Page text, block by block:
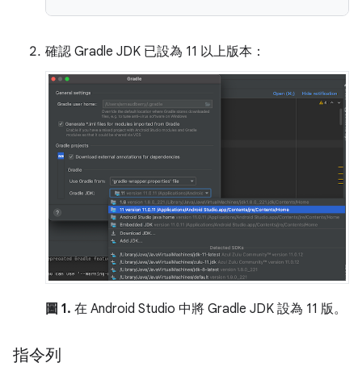
確認 Gradle JDK 已設為 11 以上版本：
圖 1. 在 Android Studio 中將 Gradle JDK 設為 11 版。
指令列